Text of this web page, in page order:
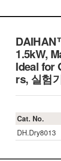
1.5kW,
Ideal for
rs, 실험
Cat. No.
DH.Dry8013